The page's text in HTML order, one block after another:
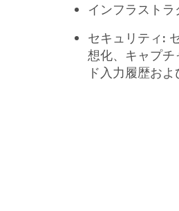
インフラスト
セキュリティ:
想化、キャプ
ド入力履歴お